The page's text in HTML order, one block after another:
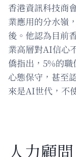
香港資訊科技商
業應用的分水嶺
後。他認為目前
業高層對AI信心
僑指出，5%的
心態保守，甚至
來是AI世代，不
人力顧